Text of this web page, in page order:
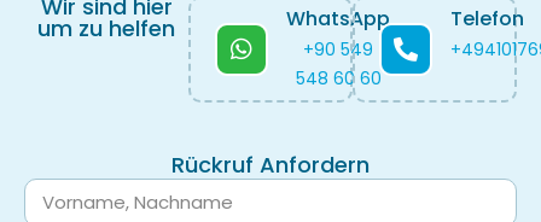
Wir sind hier
um zu helfen WhatsApp
+90 549
548 60 60
Telefon
Rückruf Anfordern